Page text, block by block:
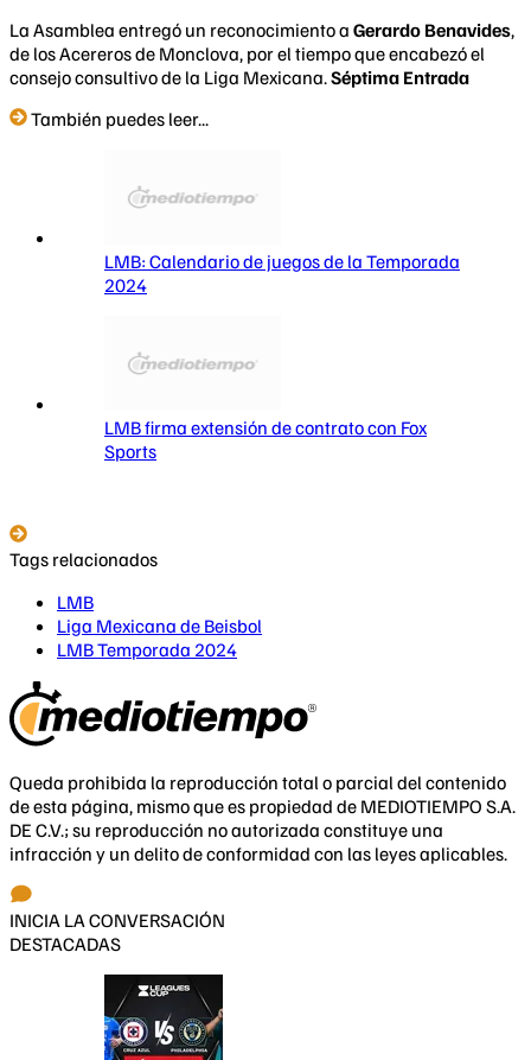
La Asamblea entregó un reconocimiento a Gerardo Benavides,
de los Acereros de Monclova, por el tiempo que encabezó el
consejo consultivo de la Liga Mexicana.Séptima Entrada
También puedes leer...
LMB: Calendario de juegos de la Temporada
2024
LMB firma extensión de contrato con Fox
Sports
Tags relacionados
LMB
Liga Mexicana de Beisbol
LMB Temporada 2024
Queda prohibida la reproducción total o parcial del contenido
de esta página, mismo que es propiedad de MEDIOTIEMPO S.A.
DE C.V.; su reproducción no autorizada constituye una
infracción y un delito de conformidad con las leyes aplicables.
INICIA LA CONVERSACIÓN
DESTACADAS